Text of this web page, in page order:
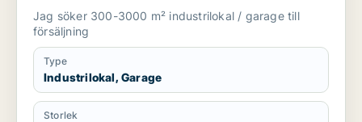
Jag söker 300-3000 m² industrilokal / garage till
försäljning
Type
Industrilokal, Garage
Storlek